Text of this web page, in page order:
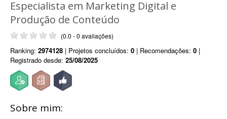
Especialista em Marketing Digital e
Produção de Conteúdo
(0.0 - 0 avaliações)
Ranking: 2974128 | Projetos concluídos: 0 | Recomendações: 0 |
Registrado desde: 25/08/2025
Sobre mim: